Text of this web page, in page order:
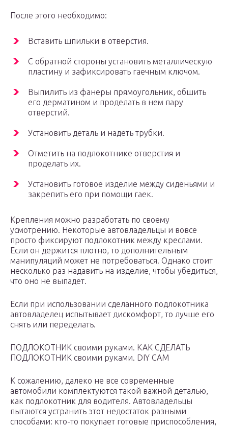
После этого необходимо:
Вставить шпильки в отверстия.
С обратной стороны установить металлическую
пластину и зафиксировать гаечным ключом.
Выпилить из фанеры прямоугольник, обшить
его дерматином и проделать в нем пару
отверстий.
Установить деталь и надеть трубки.
Отметить на подлокотнике отверстия и
проделать их.
Установить готовое изделие между сиденьями и
закрепить его при помощи гаек.
Крепления можно разработать по своему
усмотрению. Некоторые автовладельцы и вовсе
просто фиксируют подлокотник между креслами.
Если он держится плотно, то дополнительным
манипуляций может не потребоваться. Однако стоит
несколько раз надавить на изделие, чтобы убедиться,
что оно не выпадет.
Если при использовании сделанного подлокотника
автовладелец испытывает дискомфорт, то лучше его
снять или переделать.
ПОДЛОКОТНИК своими руками. КАК СДЕЛАТЬ
ПОДЛОКОТНИК своими руками. DIY CAM
К сожалению, далеко не все современные
автомобили комплектуются такой важной деталью,
как подлокотник для водителя. Автовладельцы
пытаются устранить этот недостаток разными
способами: кто-то покупает готовые приспособления,